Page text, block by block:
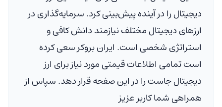
دیجیتال را در آینده پیش‌بینی کرد. سرمایه‌گذاری در
ارزهای دیجیتال مختلف نیازمند دانش کافی و
استراتژی شخصی است. ایران بروکر سعی کرده
است تمامی اطلاعات قیمتی مورد نیاز برای ارز
دیجیتال جاست را در این صفحه قرار دهد. سپاس از
همراهی شما کاربر عزیز